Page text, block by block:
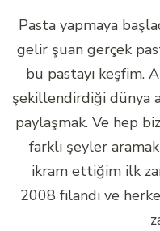
Pasta yapmaya
gelir şuan gerçek
bu pastayı keşfim.
şekillendirdiği dünya
paylaşmak. Ve hep
farklı şeyler aramak
ikram ettiğim ilk
2008 filandı ve